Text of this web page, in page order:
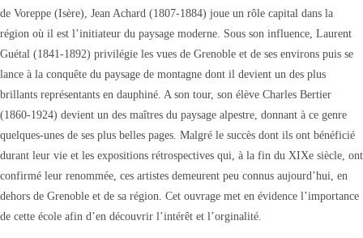
de Voreppe (Isère), Jean Achard (1807-1884) joue un rôle capital dans la
région où il est l’initiateur du paysage moderne. Sous son influence, Laurent
Guétal (1841-1892) privilégie les vues de Grenoble et de ses environs puis se
lance à la conquête du paysage de montagne dont il devient un des plus
brillants représentants en dauphiné. A son tour, son élève Charles Bertier
(1860-1924) devient un des maîtres du paysage alpestre, donnant à ce genre
quelques-unes de ses plus belles pages. Malgré le succès dont ils ont bénéficié
durant leur vie et les expositions rétrospectives qui, à la fin du XIXe siècle, ont
confirmé leur renommée, ces artistes demeurent peu connus aujourd’hui, en
dehors de Grenoble et de sa région. Cet ouvrage met en évidence l’importance
de cette école afin d’en découvrir l’intérêt et l’orginalité.